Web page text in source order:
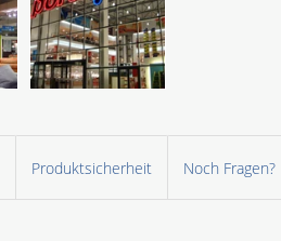
Produktsicherheit Noch Fragen?